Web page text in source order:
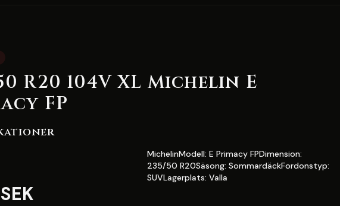
R20 104V XL Michelin E
FP
MichelinModell: E Primacy FPDimension:
235/50 R20Säsong: SommardäckFordonstyp:
SUVLagerplats: Valla